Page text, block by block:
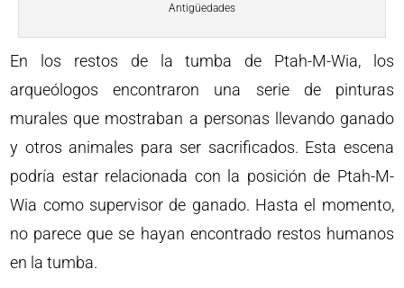
Antigüedades
En los restos de la tumba de Ptah-M-Wia, los
arqueólogos encontraron una serie de pinturas
murales que mostraban a personas llevando ganado
y otros animales para ser sacrificados. Esta escena
podría estar relacionada con la posición de Ptah-M-
Wia como supervisor de ganado. Hasta el momento,
no parece que se hayan encontrado restos humanos
en la tumba.